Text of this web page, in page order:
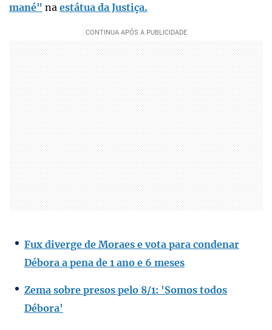
mané" na estátua da Justiça.
Fux diverge de Moraes e vota para condenar
Débora a pena de 1 ano e 6 meses
Zema sobre presos pelo 8/1: 'Somos todos
Débora'